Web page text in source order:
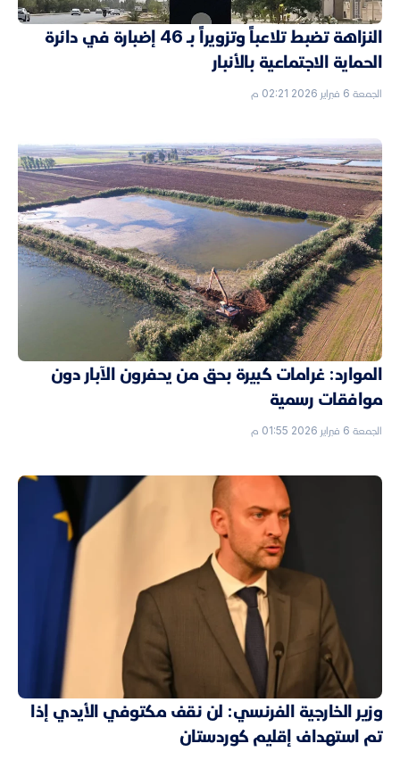
النزاهة تضبط تلاعباً وتزويراً بـ 46 إضبارة في دائرة
الحماية الاجتماعية بالأنبار
الجمعة 6 فبراير 2026 02:21 م
الموارد: غرامات كبيرة بحق من يحفرون الآبار دون
موافقات رسمية
الجمعة 6 فبراير 2026 01:55 م
وزير الخارجية الفرنسي: لن نقف مكتوفي الأيدي إذا
تم استهداف إقليم كوردستان